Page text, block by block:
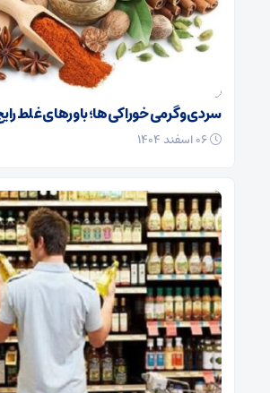
سردی و گرمی خوراکی‌ها؛ باورهای غلط